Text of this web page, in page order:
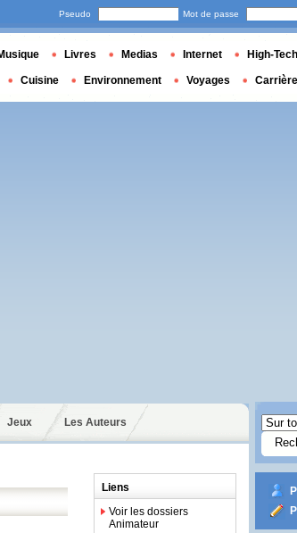
Jeux Les Auteurs
Liens
Voir les dossiers
Animateur
Pseudo Mot de passe
Livres Medias Internet High-Tech
Cuisine Environnement Voyages